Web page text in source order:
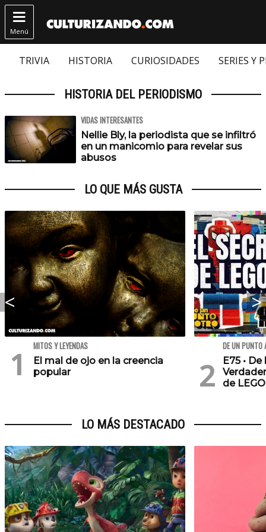

Menú
TRIVIA HISTORIA CURIOSIDADES SERIES Y
HISTORIA DEL PERIODISMO
VIDAS INTERESANTES
Nellie Bly, la periodista que se infiltró
en un manicomio para revelar sus
abusos
LO QUE MÁS GUSTA
MITOS Y LEYENDAS
El mal de ojo en la creencia
popular
DE UN PUNTO
E75 •
de
LO MÁS DESTACADO